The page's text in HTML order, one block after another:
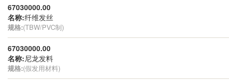
67030000.00
名称:纤维发丝
规格:(TBW/PVC制)
67030000.00
名称:尼龙发料
规格:(假发用材料)